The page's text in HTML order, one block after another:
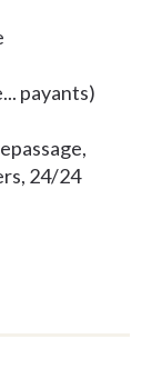
payants)
24/24